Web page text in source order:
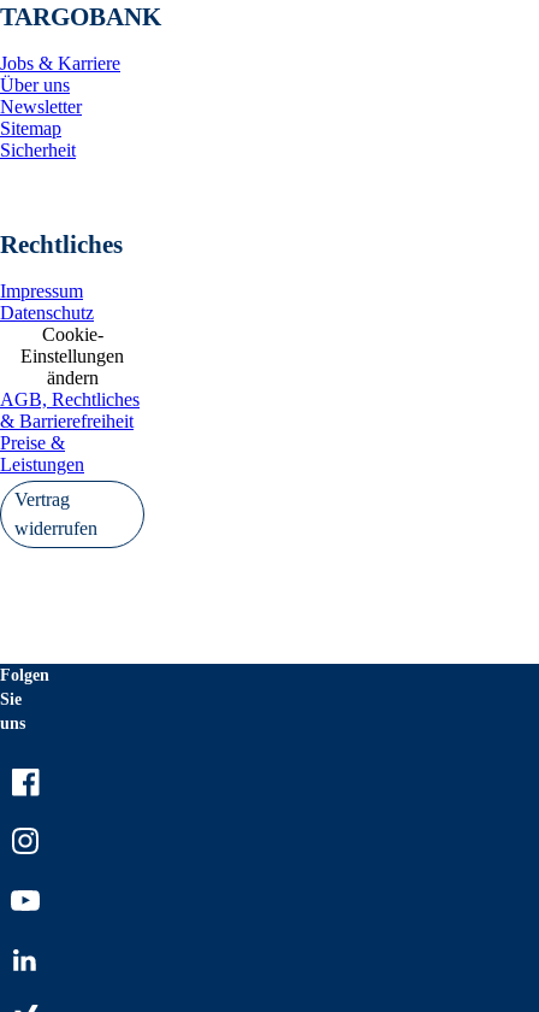
TARGOBANK
Jobs & Karriere
Über uns
Newsletter
Sitemap
Sicherheit
Rechtliches
Impressum
Datenschutz
Cookie-
Einstellungen
ändern
AGB, Rechtliches
& Barrierefreiheit
Preise &
Leistungen
Vertrag
widerrufen
Folgen
Sie
uns
Youtube